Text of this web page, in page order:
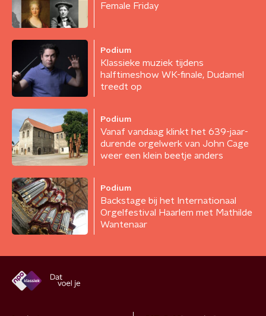
Female Friday
Podium
Klassieke muziek tijdens
halftimeshow WK-finale, Dudamel
treedt op
Podium
Vanaf vandaag klinkt het 639-jaar-
durende orgelwerk van John Cage
weer een klein beetje anders
Podium
Backstage bij het Internationaal
Orgelfestival Haarlem met Mathilde
Wantenaar